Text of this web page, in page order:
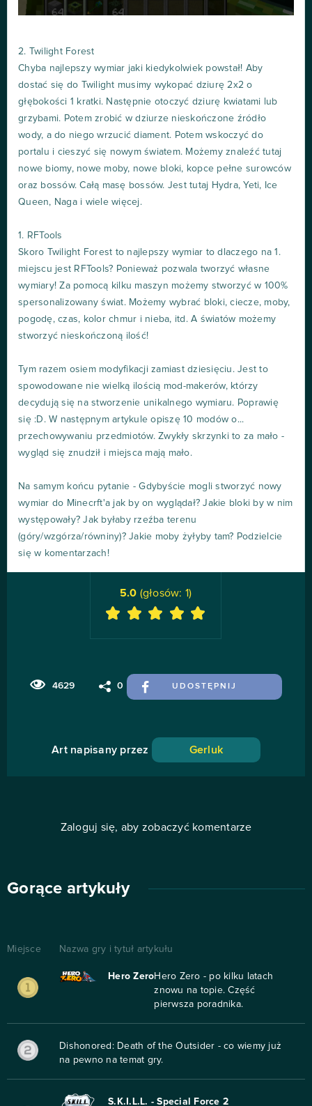
2. Twilight Forest
Chyba najlepszy wymiar jaki kiedykolwiek powstał! Aby
dostać się do Twilight musimy wykopać dziurę 2x2 o
głębokości 1 kratki. Następnie otoczyć dziurę kwiatami lub
grzybami. Potem zrobić w dziurze nieskończone źródło
wody, a do niego wrzucić diament. Potem wskoczyć do
portalu i cieszyć się nowym światem. Możemy znaleźć tutaj
nowe biomy, nowe moby, nowe bloki, kopce pełne surowców
oraz bossów. Całą masę bossów. Jest tutaj Hydra, Yeti, Ice
Queen, Naga i wiele więcej.
1. RFTools
Skoro Twilight Forest to najlepszy wymiar to dlaczego na 1.
miejscu jest RFTools? Ponieważ pozwala tworzyć własne
wymiary! Za pomocą kilku maszyn możemy stworzyć w 100%
spersonalizowany świat. Możemy wybrać bloki, ciecze, moby,
pogodę, czas, kolor chmur i nieba, itd. A światów możemy
stworzyć nieskończoną ilość!
Tym razem osiem modyfikacji zamiast dziesięciu. Jest to
spowodowane nie wielką ilością mod-makerów, którzy
decydują się na stworzenie unikalnego wymiaru. Poprawię
się :D. W następnym artykule opiszę 10 modów o...
przechowywaniu przedmiotów. Zwykły skrzynki to za mało -
wygląd się znudził i miejsca mają mało.
Na samym końcu pytanie - Gdybyście mogli stworzyć nowy
wymiar do Minecrft'a jak by on wyglądał? Jakie bloki by w nim
występowały? Jak byłaby rzeźba terenu
(góry/wzgórza/równiny)? Jakie moby żyłyby tam? Podzielcie
się w komentarzach!
4629 0 UDOSTĘPNIJ
5.0 (głosów: 1)
Art napisany przez Gerluk
Zaloguj się, aby zobaczyć komentarze
Gorące artykuły
Miejsce Nazwa gry i tytuł artykułu
Hero ZeroHero Zero - po kilku latach
znowu na topie. Część
pierwsza poradnika.
Dishonored: Death of the Outsider - co wiemy już
na pewno na temat gry.
S.K.I.L.L. - Special Force 2